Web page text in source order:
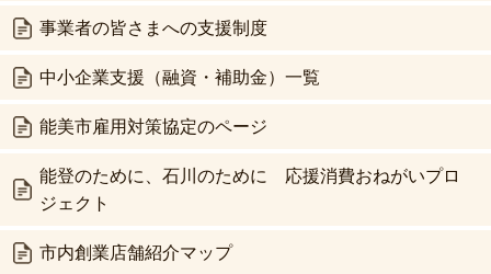
事業者の皆さまへの支援制度
中小企業支援（融資・補助金）一覧
能美市雇用対策協定のページ
能登のために、石川のために 応援消費おねがいプロ
ジェクト
市内創業店舗紹介マップ